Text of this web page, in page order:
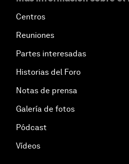
Centros
Reuniones
Partes interesadas
Historias del Foro
Notas de prensa
Galería de fotos
Pódcast
Vídeos